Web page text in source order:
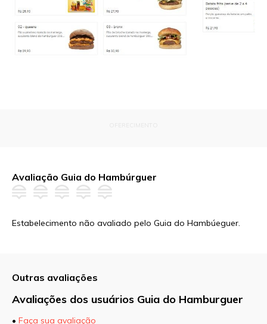
Avaliação Guia do Hambúrguer
Estabelecimento não avaliado pelo Guia do Hambúeguer.
Outras avaliações
Avaliações dos usuários Guia do Hamburguer
• Faça sua avaliação